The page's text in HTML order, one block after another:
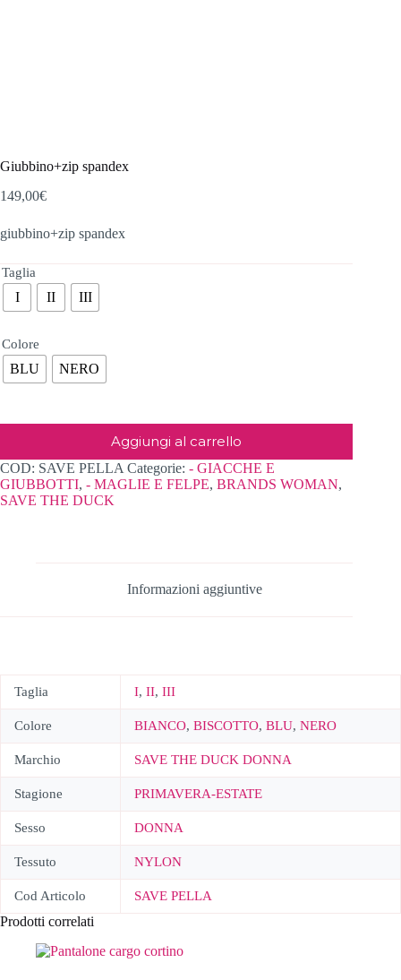
Giubbino+zip spandex
149,00€
giubbino+zip spandex
Taglia
I II III
Colore
BLU NERO
Aggiungi al carrello
COD: SAVE PELLA Categorie: - GIACCHE E
GIUBBOTTI, - MAGLIE E FELPE, BRANDS WOMAN,
SAVE THE DUCK
Informazioni aggiuntive
Taglia I, II, III
Colore BIANCO, BISCOTTO, BLU, NERO
Marchio SAVE THE DUCK DONNA
Stagione PRIMAVERA-ESTATE
Sesso DONNA
Tessuto NYLON
Cod Articolo SAVE PELLA
Prodotti correlati